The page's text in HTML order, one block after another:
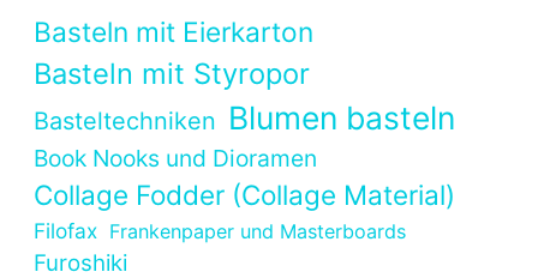
Basteln mit Eierkarton
Basteln mit Styropor
Basteltechniken Blumen basteln
Book Nooks und Dioramen
Collage Fodder (Collage Material)
Filofax Frankenpaper und Masterboards
Furoshiki